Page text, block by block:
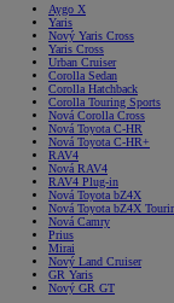
Aygo X
Yaris
Nový Yaris Cross
Yaris Cross
Urban Cruiser
Corolla Sedan
Corolla Hatchback
Corolla Touring Sports
Nová Corolla Cross
Nová Toyota C-HR
Nová Toyota C-HR+
RAV4
Nová RAV4
RAV4 Plug-in
Nová Toyota bZ4X
Nová Toyota bZ4X
Nová Camry
Prius
Mirai
Nový Land Cruiser
GR Yaris
Nový GR GT